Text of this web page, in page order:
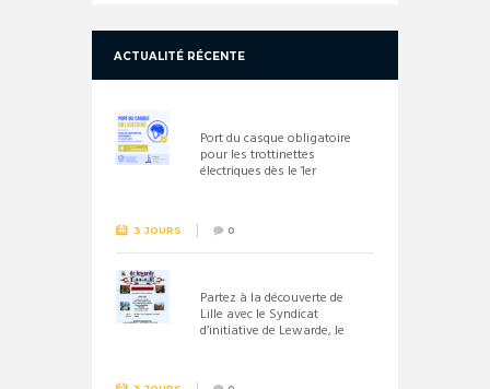
ACTUALITÉ RÉCENTE
Port du casque obligatoire
pour les trottinettes
électriques dès le 1er
3 JOURS 0
Partez à la découverte de
Lille avec le Syndicat
d’initiative de Lewarde, le